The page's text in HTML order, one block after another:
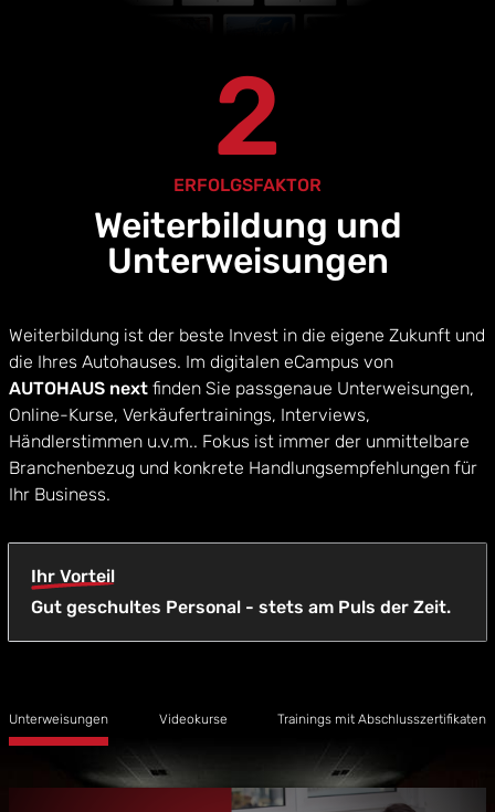
2
ERFOLGSFAKTOR
Weiterbildung und
Unterweisungen
Weiterbildung ist der beste Invest in die eigene Zukunft und
die Ihres Autohauses. Im digitalen eCampus von
AUTOHAUS next finden Sie passgenaue Unterweisungen,
Online-Kurse, Verkäufertrainings, Interviews,
Händlerstimmen u.v.m.. Fokus ist immer der unmittelbare
Branchenbezug und konkrete Handlungsempfehlungen für
Ihr Business.
Ihr Vorteil
Gut geschultes Personal - stets am Puls der Zeit.
Unterweisungen Videokurse Trainings mit Abschlusszertifikaten